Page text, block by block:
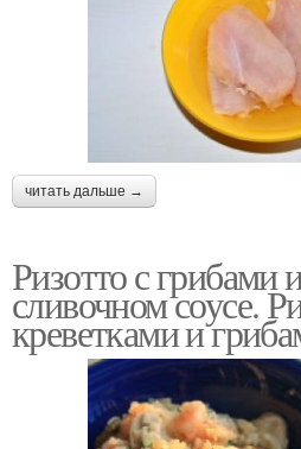
читать дальше →
Ризотто с грибами
сливочном соусе.
креветками и